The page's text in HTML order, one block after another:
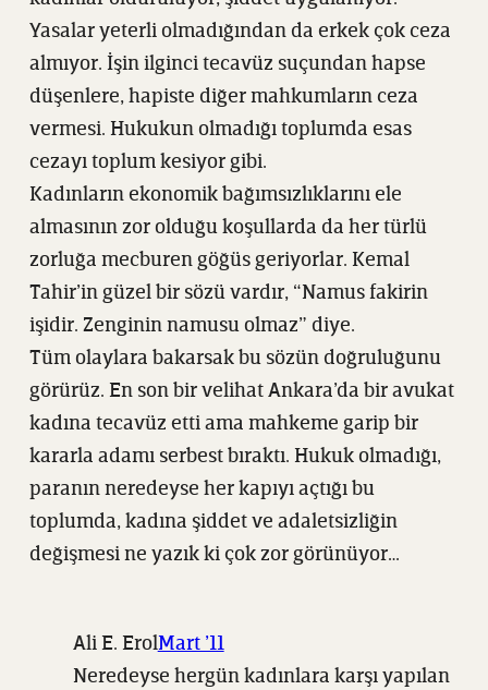
Yasalar yeterli olmadığından da erkek çok ceza
almıyor. İşin ilginci tecavüz suçundan hapse
düşenlere, hapiste diğer mahkumların ceza
vermesi. Hukukun olmadığı toplumda esas
cezayı toplum kesiyor gibi.
Kadınların ekonomik bağımsızlıklarını ele
almasının zor olduğu koşullarda da her türlü
zorluğa mecburen göğüs geriyorlar. Kemal
Tahir’in güzel bir sözü vardır, “Namus fakirin
işidir. Zenginin namusu olmaz” diye.
Tüm olaylara bakarsak bu sözün doğruluğunu
görürüz. En son bir velihat Ankara’da bir avukat
kadına tecavüz etti ama mahkeme garip bir
kararla adamı serbest bıraktı. Hukuk olmadığı,
paranın neredeyse her kapıyı açtığı bu
toplumda, kadına şiddet ve adaletsizliğin
değişmesi ne yazık ki çok zor görünüyor…
Ali E. ErolMart ’11
Neredeyse hergün kadınlara karşı yapılan